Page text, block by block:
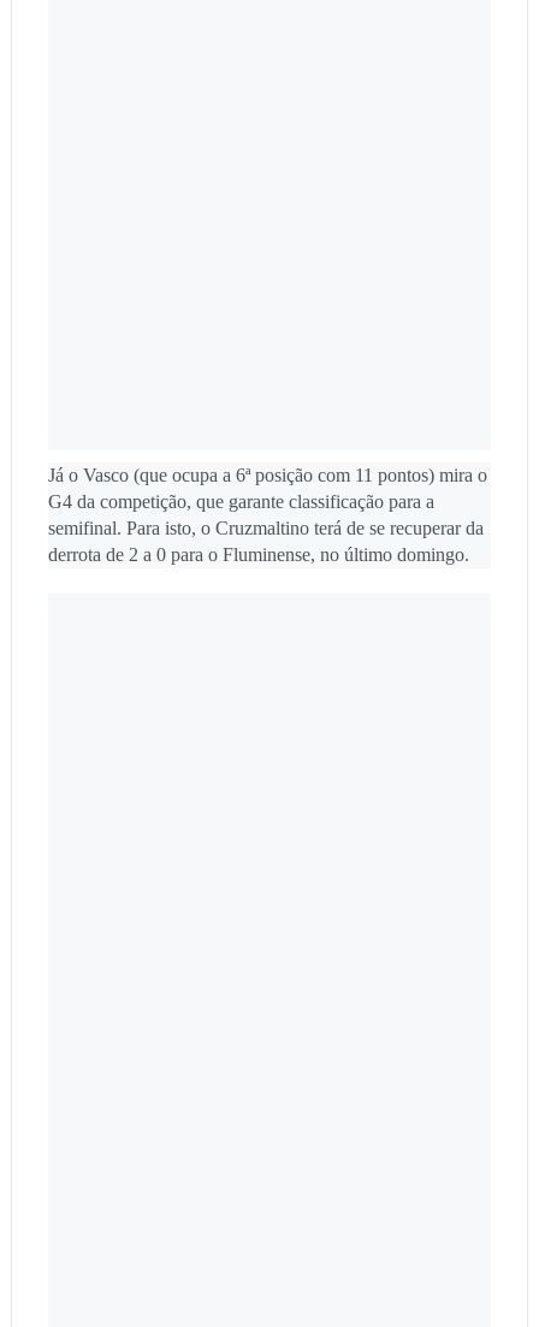
Já o Vasco (que ocupa a 6ª posição com 11 pontos) mira o
G4 da competição, que garante classificação para a
semifinal. Para isto, o Cruzmaltino terá de se recuperar da
derrota de 2 a 0 para o Fluminense, no último domingo.